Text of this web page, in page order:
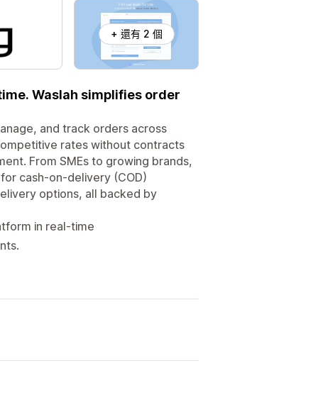
+ 還有 2 個
Waslah simplifies order
and track orders across
rates without contracts
From SMEs to growing brands,
cash-on-delivery (COD)
options, all backed by
in real-time